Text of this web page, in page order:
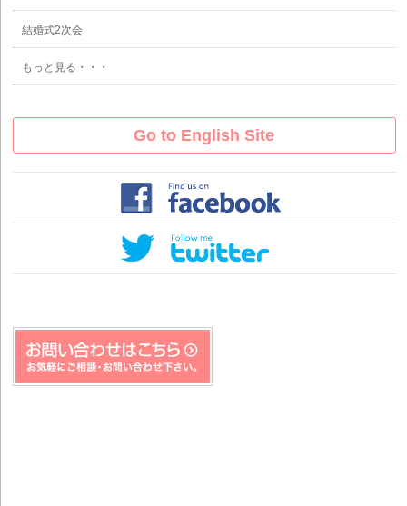
結婚式2次会
もっと見る・・・
Go to English Site